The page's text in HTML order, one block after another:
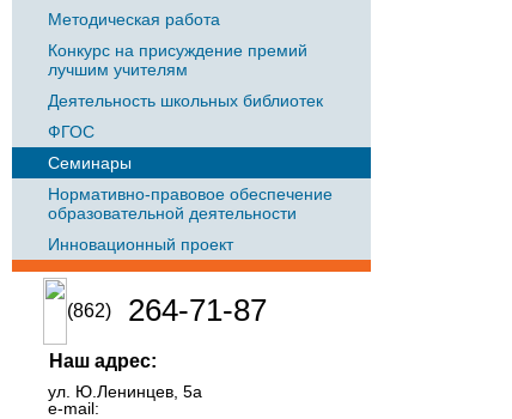
Методическая работа
Конкурс на присуждение премий
лучшим учителям
Деятельность школьных библиотек
ФГОС
Семинары
Нормативно-правовое обеспечение
образовательной деятельности
Инновационный проект
(862) 264-71-87
Наш адрес:
ул. Ю.Ленинцев, 5а
e-mail: